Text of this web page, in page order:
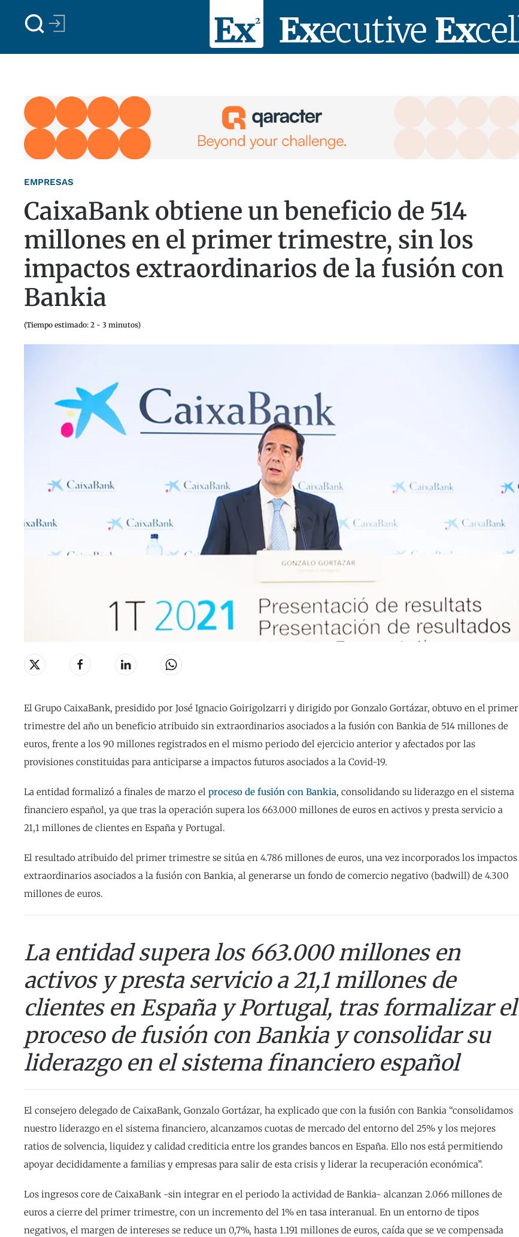
Skip to main content
EMPRESAS
CaixaBank obtiene un beneficio de 514
millones en el primer trimestre, sin los
impactos extraordinarios de la fusión con
Bankia
(Tiempo estimado: 2 - 3 minutos)
El Grupo CaixaBank, presidido por José Ignacio Goirigolzarri y dirigido por Gonzalo Gortázar, obtuvo en el primer
trimestre del año un beneficio atribuido sin extraordinarios asociados a la fusión con Bankia de 514 millones de
euros, frente a los 90 millones registrados en el mismo periodo del ejercicio anterior y afectados por las
provisiones constituidas para anticiparse a impactos futuros asociados a la Covid-19.
La entidad formalizó a finales de marzo el proceso de fusión con Bankia, consolidando su liderazgo en el sistema
financiero español, ya que tras la operación supera los 663.000 millones de euros en activos y presta servicio a
21,1 millones de clientes en España y Portugal.
El resultado atribuido del primer trimestre se sitúa en 4.786 millones de euros, una vez incorporados los impactos
extraordinarios asociados a la fusión con Bankia, al generarse un fondo de comercio negativo (badwill) de 4.300
millones de euros.
La entidad supera los 663.000 millones en
activos y presta servicio a 21,1 millones de
clientes en España y Portugal, tras formalizar el
proceso de fusión con Bankia y consolidar su
liderazgo en el sistema financiero español
El consejero delegado de CaixaBank, Gonzalo Gortázar, ha explicado que con la fusión con Bankia “consolidamos
nuestro liderazgo en el sistema financiero, alcanzamos cuotas de mercado del entorno del 25% y los mejores
ratios de solvencia, liquidez y calidad crediticia entre los grandes bancos en España. Ello nos está permitiendo
apoyar decididamente a familias y empresas para salir de esta crisis y liderar la recuperación económica”.
Los ingresos core de CaixaBank -sin integrar en el periodo la actividad de Bankia- alcanzan 2.066 millones de
euros a cierre del primer trimestre, con un incremento del 1% en tasa interanual. En un entorno de tipos
negativos, el margen de intereses se reduce un 0,7%, hasta 1.191 millones de euros, caída que se ve compensada